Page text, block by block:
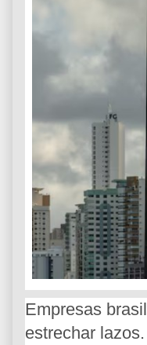
Empresas
estrechar